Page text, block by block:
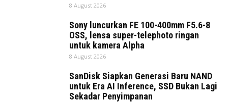
8 August 2026
Sony luncurkan FE 100-400mm F5.6-8
OSS, lensa super-telephoto ringan
untuk kamera Alpha
8 August 2026
SanDisk Siapkan Generasi Baru NAND
untuk Era AI Inference, SSD Bukan Lagi
Sekadar Penyimpanan